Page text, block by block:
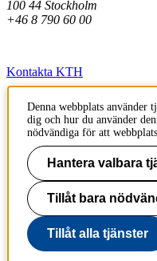
100 44 Stockholm
+46 8 790 60 00
Kontakta KTH
Jobba på KTH
Press och media
Faktura och betalning KTH
Om KTH:s webbplatser
Tillgänglighetsredogörelse
Denna webbplats använder
dig och hur du använder
nödvändiga för att
Hantera valbara
Tillåt bara
Tillåt alla tjänster